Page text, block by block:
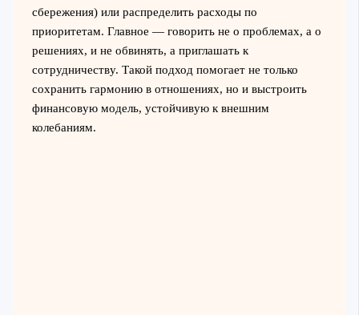
сбережения) или распределить расходы по
приоритетам. Главное — говорить не о проблемах, а о
решениях, и не обвинять, а приглашать к
сотрудничеству. Такой подход помогает не только
сохранить гармонию в отношениях, но и выстроить
финансовую модель, устойчивую к внешним
колебаниям.